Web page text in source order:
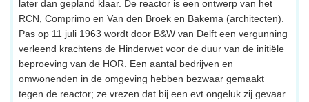
later dan gepland klaar. De reactor is een ontwerp van het
RCN, Comprimo en Van den Broek en Bakema (architecten).
Pas op 11 juli 1963 wordt door B&W van Delft een vergunning
verleend krachtens de Hinderwet voor de duur van de initiële
beproeving van de HOR. Een aantal bedrijven en
omwonenden in de omgeving hebben bezwaar gemaakt
tegen de reactor; ze vrezen dat bij een evt ongeluk zij gevaar